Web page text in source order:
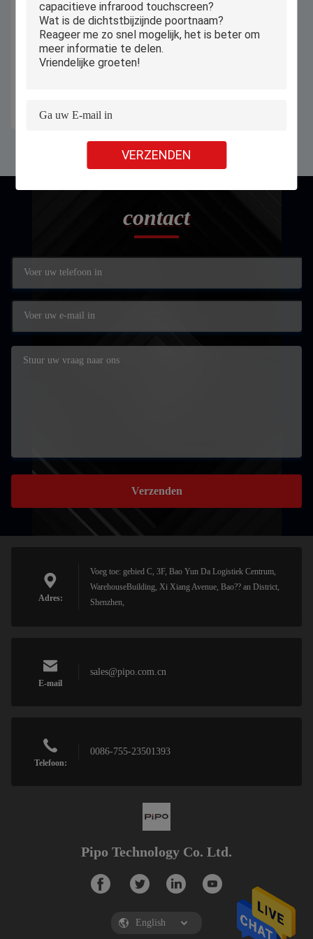
VERZENDEN
PiPO X3 allen in Één Pos Machine
Krijg Beste Prijs
contact
Verzenden
Adres:
Voeg toe: gebied C, 3F, Bao Yun Da Logistiek Centrum,
WarehouseBuilding, Xi Xiang Avenue, Bao?? an District,
Shenzhen,
E-mail
sales@pipo.com.cn
Telefoon:
0086-755-23501393
Pipo Technology Co. Ltd.